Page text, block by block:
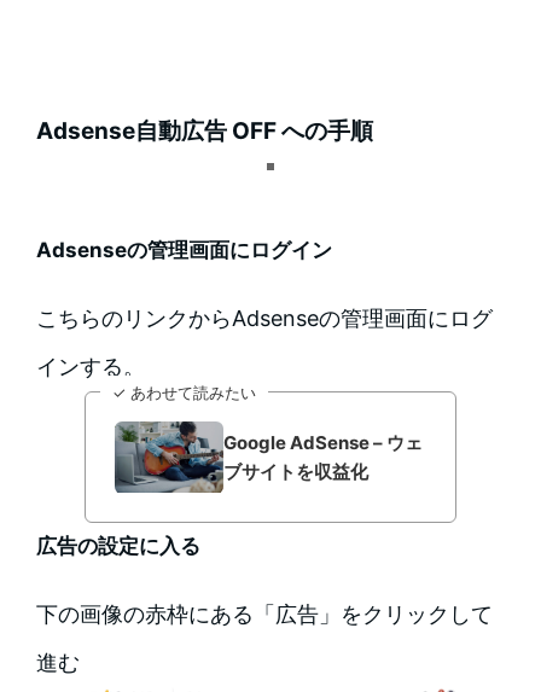
Adsense自動広告 OFF への手順
Adsenseの管理画面にログイン
こちらのリンクからAdsenseの管理画面にログ
インする。
✓ あわせて読みたい
Google AdSense – ウェ
ブサイトを収益化
広告の設定に入る
下の画像の赤枠にある「広告」をクリックして
進む